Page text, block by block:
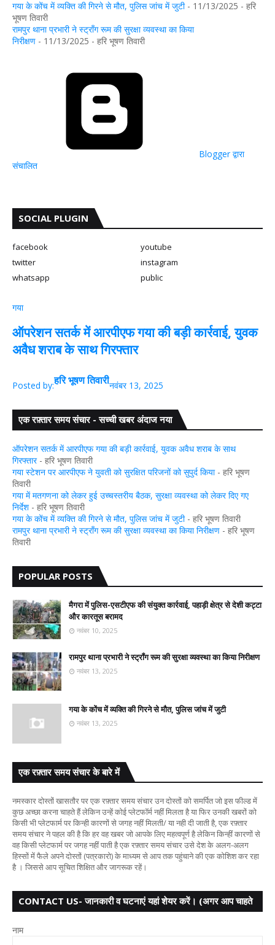
गया के कोंच में व्यक्ति की गिरने से मौत, पुलिस जांच में जुटी- 11/13/2025 - हरि
भूषण तिवारी
रामपुर थाना प्रभारी ने स्ट्रॉंग रूम की सुरक्षा व्यवस्था का किया
निरीक्षण - 11/13/2025 - हरि भूषण तिवारी
Blogger द्वारा
संचालित
SOCIAL PLUGIN
facebook
youtube
twitter
instagram
whatsapp
public
गया
ऑपरेशन सतर्क में आरपीएफ गया की बड़ी कार्रवाई, युवक
अवैध शराब के साथ गिरफ्तार
Posted by:हरि भूषण तिवारीनवंबर 13, 2025
एक रफ़्तार समय संचार - सच्ची खबर अंदाज नया
ऑपरेशन सतर्क में आरपीएफ गया की बड़ी कार्रवाई, युवक अवैध शराब के साथ
गिरफ्तार- हरि भूषण तिवारी
गया स्टेशन पर आरपीएफ ने युवती को सुरक्षित परिजनों को सुपुर्द किया- हरि भूषण
तिवारी
गया में मतगणना को लेकर हुई उच्चस्तरीय बैठक, सुरक्षा व्यवस्था को लेकर दिए गए
निर्देश- हरि भूषण तिवारी
गया के कोंच में व्यक्ति की गिरने से मौत, पुलिस जांच में जुटी- हरि भूषण तिवारी
रामपुर थाना प्रभारी ने स्ट्रॉंग रूम की सुरक्षा व्यवस्था का किया निरीक्षण - हरि भूषण
तिवारी
POPULAR POSTS
मैगरा में पुलिस-एसटीएफ की संयुक्त कार्रवाई, पहाड़ी क्षेत्र से देशी कट्टा
और कारतूस बरामद
नवंबर 10, 2025
रामपुर थाना प्रभारी ने स्ट्रॉंग रूम की सुरक्षा व्यवस्था का किया निरीक्षण
नवंबर 13, 2025
गया के कोंच में व्यक्ति की गिरने से मौत, पुलिस जांच में जुटी
नवंबर 13, 2025
एक रफ़्तार समय संचार के बारे में
नमस्कार दोस्तों खासतौर पर एक रफ़्तार समय संचार उन दोस्तों को समर्पित जो इस फील्ड में
कुछ अच्छा करना चाहते हैं लेकिन उन्हें कोई प्लेटफॉर्म नहीं मिलता है या फिर उनकी खबरों को
किसी भी प्लेटफार्म पर किन्ही कारणों से जगह नहीं मिलती/ या नही दी जाती है, एक रफ़्तार
समय संचार ने पहल की है कि हर वह खबर जो आपके लिए महत्वपूर्ण है लेकिन किन्हीं कारणों से
वह किसी प्लेटफार्म पर जगह नहीं पाती है एक रफ़्तार समय संचार उसे देश के अलग-अलग
हिस्सों में फैले अपने दोस्तों (पत्रकारो) के माध्यम से आप तक पहुंचाने की एक कोशिश कर रहा
है । जिससे आप सूचित शिक्षित और जागरूक रहें।
CONTACT US- जानकारी व घटनाएं यहां शेयर करें। (अगर आप चाहते
नाम